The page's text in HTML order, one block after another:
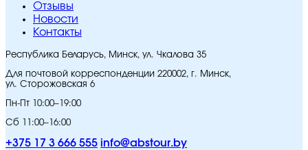
Отзывы
Новости
Контакты
Республика Беларусь, Минск, ул. Чкалова 35
Для почтовой корреспонденции 220002, г. Минск,
ул. Сторожовская 6
Пн-Пт 10:00–19:00
Сб 11:00–16:00
+375 17 3 666 555 info@abstour.by